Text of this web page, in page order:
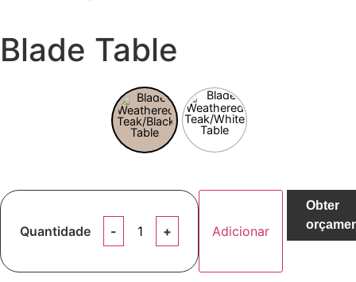
Blade Table
Quantidade Adicionar
Obter